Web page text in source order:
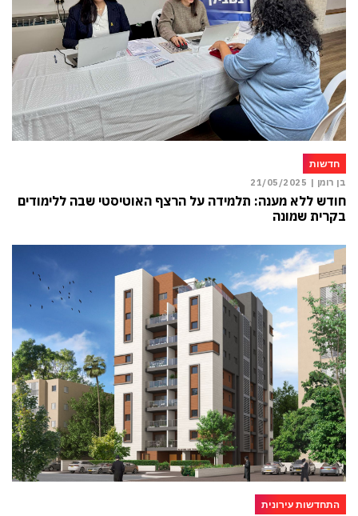
חדשות
בן רומן | 21/05/2025
חודש ללא מענה: תלמידה על הרצף האוטיסטי שבה ללימודים
בקרית שמונה
התחדשות עירונית